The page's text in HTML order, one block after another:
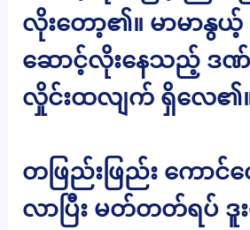
လိုးတော့၏။ မာမာနွယ့်
ဆောင့်လိုးနေသည့် ဒဏ်
လှိုင်းထလျက် ရှိလေ၏
တဖြည်းဖြည်း ကောင်လ
လာပြီး မတ်တတ်ရပ် ဒူ